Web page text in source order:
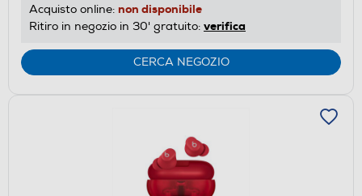
Acquisto online: non disponibile
Ritiro in negozio in 30' gratuito: verifica
CERCA NEGOZIO